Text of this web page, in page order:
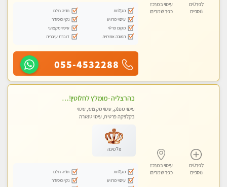
לפרטים
נוספים
עיסוי במרכז
כפר שמריהו
מקלחת
חניה חינם
עיסוי מרגיע
נקי ומסודר
מקום פרטי
עיסוי מקצועי
תמונה אמיתית
דוברת עיברית
055-4532288
לפרטים
נוספים
עיסוי במרכז
כפר שמריהו
בהרצליה -מומלץ לחלוטין!!!! כל סוגי העיסויים מעסה מקצועית ואיכותית פרטי!!!
עיסוי מפנק, עיסוי מקצועי, עיסוי
בקלניקה פרטית, עיסוי טנטרה
פלטינה
מקלחת
חניה חינם
עיסוי מרגיע
נקי ומסודר